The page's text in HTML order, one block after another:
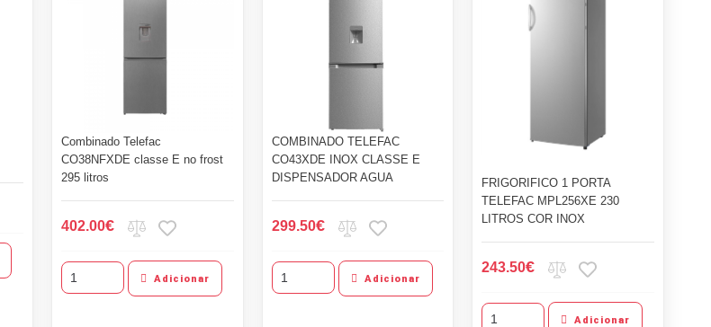
Combinado Telefac
CO38NFXDE classe E no frost
295 litros
402.00€
Adicionar
COMBINADO TELEFAC
CO43XDE INOX CLASSE E
DISPENSADOR AGUA
299.50€
Adicionar
FRIGORIFICO 1 PORTA
TELEFAC MPL256XE 230
LITROS COR INOX
243.50€
Adicionar